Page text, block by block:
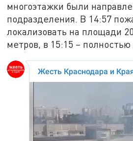
многоэтажки были
подразделения. В 14:57
локализовать на площади
метров, в 15:15 –